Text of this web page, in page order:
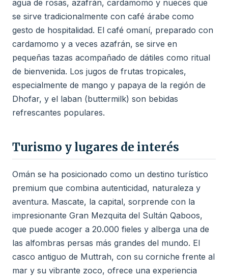
agua de rosas, azafrán, cardamomo y nueces que
se sirve tradicionalmente con café árabe como
gesto de hospitalidad. El café omaní, preparado con
cardamomo y a veces azafrán, se sirve en
pequeñas tazas acompañado de dátiles como ritual
de bienvenida. Los jugos de frutas tropicales,
especialmente de mango y papaya de la región de
Dhofar, y el laban (buttermilk) son bebidas
refrescantes populares.
Turismo y lugares de interés
Omán se ha posicionado como un destino turístico
premium que combina autenticidad, naturaleza y
aventura. Mascate, la capital, sorprende con la
impresionante Gran Mezquita del Sultán Qaboos,
que puede acoger a 20.000 fieles y alberga una de
las alfombras persas más grandes del mundo. El
casco antiguo de Muttrah, con su corniche frente al
mar y su vibrante zoco, ofrece una experiencia